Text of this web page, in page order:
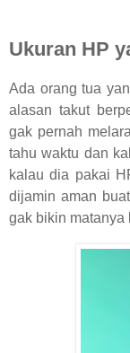
Ukuran HP
Ada orang tua
alasan takut
gak pernah
tahu waktu dan
kalau dia pakai
dijamin aman
gak bikin matanya